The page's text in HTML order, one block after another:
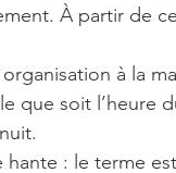
À partir de
à la
que soit l’heure
: le terme